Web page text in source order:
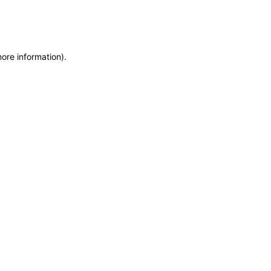
information).